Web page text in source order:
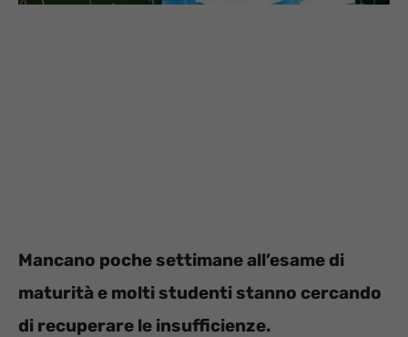
Mancano poche settimane all’esame di
maturità e molti studenti stanno cercando
di recuperare le insufficienze.